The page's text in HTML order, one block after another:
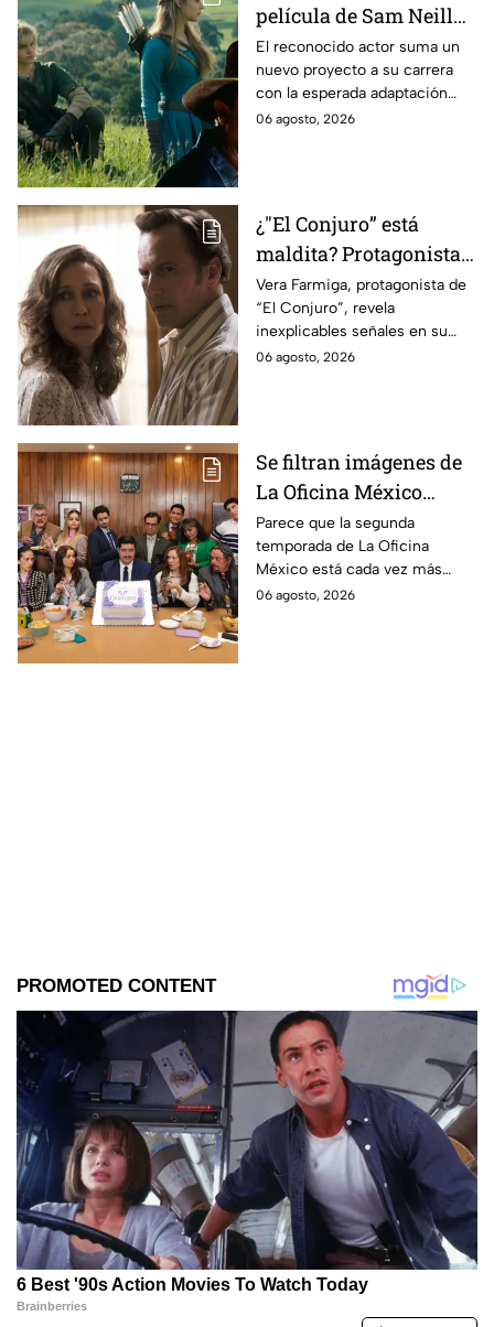
película de Sam Neill
antes de morir: esto es
lo que se sabe hasta
ahora
El reconocido actor suma un
nuevo proyecto a su carrera
con la esperada adaptación
cinematográfica del popular
06 agosto, 2026
¿"El Conjuro” está
maldita? Protagonista
revela INQUIETANTES
señales en su cuerpo
durante la grabación de
la película
Vera Farmiga, protagonista de
“El Conjuro”, revela
inexplicables señales en su
cuerpo durante el rodaje de la
06 agosto, 2026
Se filtran imágenes de
La Oficina México
temporada 2 y un
detalle desata teorías
entre los fans
Parece que la segunda
temporada de La Oficina
México está cada vez más
cerca, pues el elenco ya se
06 agosto, 2026